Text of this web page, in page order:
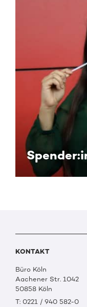
KONTAKT
Büro Köln
Aachener Str. 1042
50858 Köln
T: 0221 / 940 582-0